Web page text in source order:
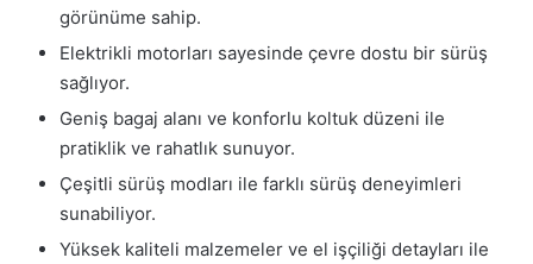
görünüme sahip.
Elektrikli motorları sayesinde çevre dostu bir sürüş
sağlıyor.
Geniş bagaj alanı ve konforlu koltuk düzeni ile
pratiklik ve rahatlık sunuyor.
Çeşitli sürüş modları ile farklı sürüş deneyimleri
sunabiliyor.
Yüksek kaliteli malzemeler ve el işçiliği detayları ile